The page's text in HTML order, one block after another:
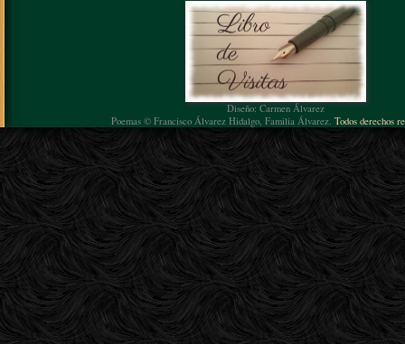
Diseño: Carmen Álvarez
Poemas © Francisco Álvarez Hidalgo, Familia Álvarez. Todos derechos